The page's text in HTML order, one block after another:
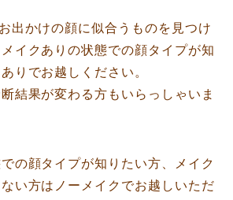
出かけの顔に似合うものを見つけ
イクありの状態での顔タイプが知
りでお越しください。
結果が変わる方もいらっしゃいま
の顔タイプが知りたい方、メイク
い方はノーメイクでお越しいただ